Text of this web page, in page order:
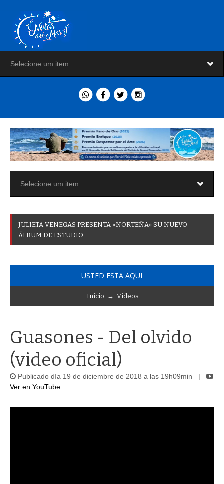
JULIETA VENEGAS PRESENTA «NORTEÑA» SU NUEVO
ÁLBUM DE ESTUDIO
USTED ESTA AQUI
Início → Vídeos
Guasones - Del olvido
(video oficial)
Publicado día 19 de diciembre de 2018 a las 19h09min |
Ver en YouTube